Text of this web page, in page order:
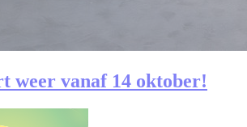
weer vanaf 14 oktober!